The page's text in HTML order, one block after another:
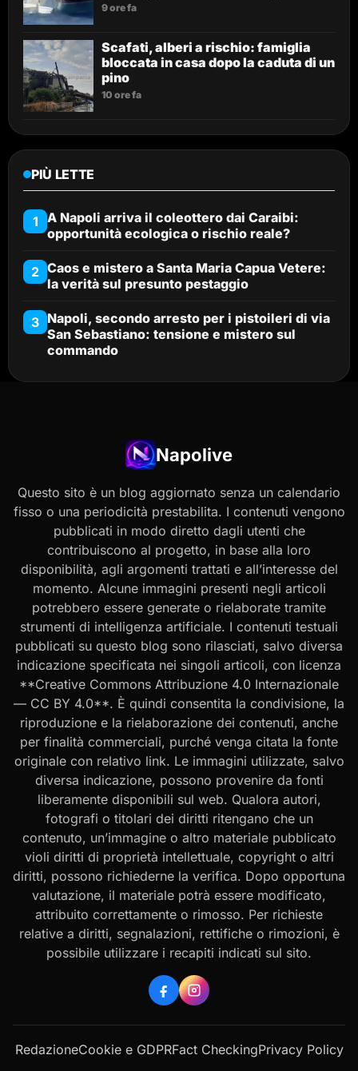
9 ore fa
Scafati, alberi a rischio: famiglia
bloccata in casa dopo la caduta di un
pino
10 ore fa
PIÙ LETTE
1 A Napoli arriva il coleottero dai Caraibi:
opportunità ecologica o rischio reale?
2 Caos e mistero a Santa Maria Capua Vetere:
la verità sul presunto pestaggio
3 Napoli, secondo arresto per i pistoileri di via
San Sebastiano: tensione e mistero sul
commando
Napolive
Questo sito è un blog aggiornato senza un calendario
fisso o una periodicità prestabilita. I contenuti vengono
pubblicati in modo diretto dagli utenti che
contribuiscono al progetto, in base alla loro
disponibilità, agli argomenti trattati e all’interesse del
momento. Alcune immagini presenti negli articoli
potrebbero essere generate o rielaborate tramite
strumenti di intelligenza artificiale. I contenuti testuali
pubblicati su questo blog sono rilasciati, salvo diversa
indicazione specificata nei singoli articoli, con licenza
**Creative Commons Attribuzione 4.0 Internazionale
— CC BY 4.0**. È quindi consentita la condivisione, la
riproduzione e la rielaborazione dei contenuti, anche
per finalità commerciali, purché venga citata la fonte
originale con relativo link. Le immagini utilizzate, salvo
diversa indicazione, possono provenire da fonti
liberamente disponibili sul web. Qualora autori,
fotografi o titolari dei diritti ritengano che un
contenuto, un’immagine o altro materiale pubblicato
violi diritti di proprietà intellettuale, copyright o altri
diritti, possono richiederne la verifica. Dopo opportuna
valutazione, il materiale potrà essere modificato,
attribuito correttamente o rimosso. Per richieste
relative a diritti, segnalazioni, rettifiche o rimozioni, è
possibile utilizzare i recapiti indicati sul sito.
RedazioneCookie e GDPRFact CheckingPrivacy Policy